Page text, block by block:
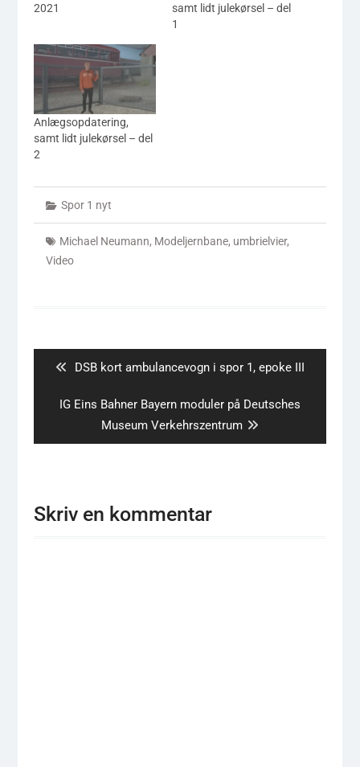
2021
samt lidt julekørsel – del
1
Anlægsopdatering,
samt lidt julekørsel – del
2
Spor 1 nyt
Michael Neumann, Modeljernbane, umbrielvier,
Video
Previous
DSB kort ambulancevogn i spor 1, epoke III
Next
IG Eins Bahner Bayern moduler på Deutsches
Museum Verkehrszentrum
Skriv en kommentar